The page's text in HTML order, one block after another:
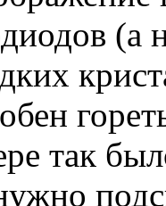
(а
так